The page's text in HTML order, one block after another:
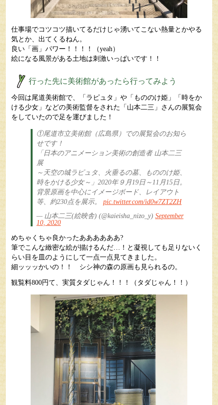
仕事場でコツコツ描いてるだけじゃ湧いてこない熱量とかやる
気とか、出てくるねん。
良い「画」パワー！！！！（yeah）
絵になる風景がある土地は刺激いっぱいです！！
行った先に美術館があったら行ってみよう
今回は尾道美術館で、「ラピュタ」や「もののけ姫」「時をか
ける少女」などの美術監督をされた「山本二三」さんの展覧会
をしていたので足を運びました！
①尾道市立美術館（広島県）での展覧会のお知ら
せです！
「日本のアニメーション美術の創造者 山本二三
展
～天空の城ラピュタ、火垂るの墓、もののけ姫、
時をかける少女～」2020年９月19日～11月15日。
背景原画を中心にイメージボード、レイアウト
等、約230点を展示。 pic.twitter.com/id0w7ZT2ZH
— 山本二三(絵映舎) (@kaieisha_nizo_y) September
10, 2020
めちゃくちゃ良かったああああああ?
筆でこんな緻密な絵が描けるんだ…！と凝視しても足りないく
らい目を皿のようにして一点一点見てきました。
細ッッッかいの！！ シシ神の森の原画も見られるの。
観覧料800円て、実質タダじゃん！！！（タダじゃん！！）